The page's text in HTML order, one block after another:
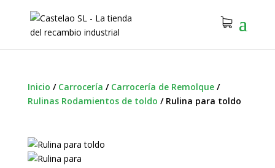
Inicio / Carrocería / Carrocería de Remolque/
Rulinas Rodamientos de toldo / Rulina para toldo